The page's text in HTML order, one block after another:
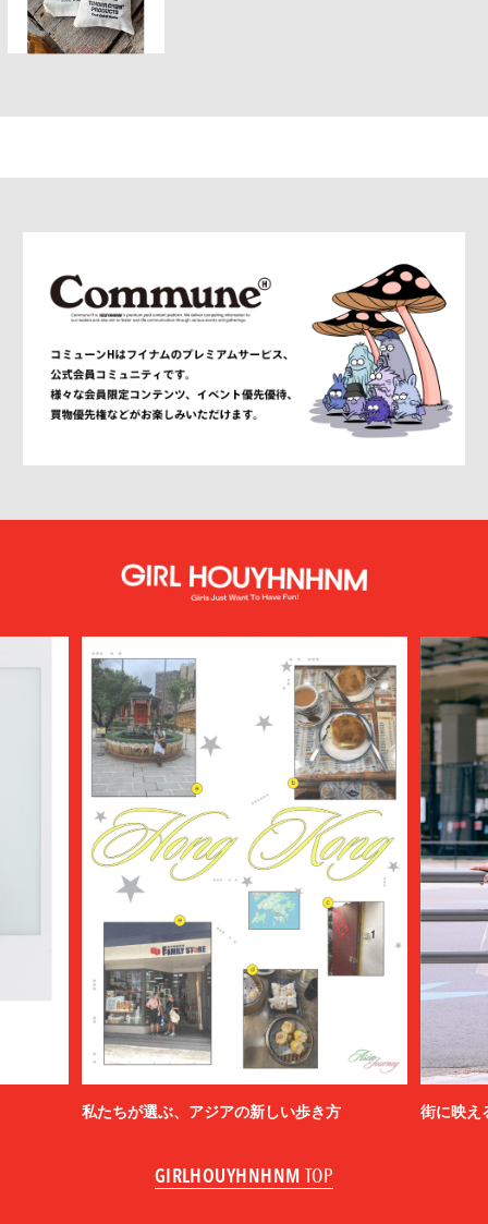
私たちが選ぶ、アジアの新しい歩き方 街に映え
GIRLHOUYHNHNM TOP